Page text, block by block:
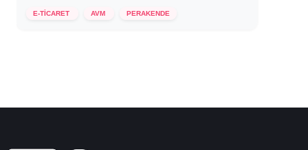
E-TİCARET AVM PERAKENDE